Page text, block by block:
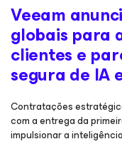
Veeam
globais para
clientes e
segura de IA
Contratações
com a entrega da
impulsionar a